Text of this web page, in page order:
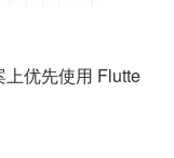
优先使用 Flutte